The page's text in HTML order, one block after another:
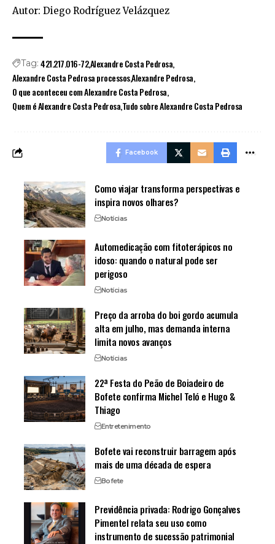
Autor: Diego Rodríguez Velázquez
Tag: 421.217.016-72Alexandre Costa Pedrosa
Alexandre Costa Pedrosa processosAlexandre Pedrosa
O que aconteceu com Alexandre Costa Pedrosa
Quem é Alexandre Costa PedrosaTudo sobre Alexandre Costa Pedrosa
Facebook
Como viajar transforma perspectivas e
inspira novos olhares?
Notícias
Automedicação com fitoterápicos no
idoso: quando o natural pode ser
perigoso
Notícias
Preço da arroba do boi gordo acumula
alta em julho, mas demanda interna
limita novos avanços
Notícias
22ª Festa do Peão de Boiadeiro de
Bofete confirma Michel Teló e Hugo &
Thiago
Entretenimento
Bofete vai reconstruir barragem após
mais de uma década de espera
Bofete
Previdência privada: Rodrigo Gonçalves
Pimentel relata seu uso como
instrumento de sucessão patrimonial